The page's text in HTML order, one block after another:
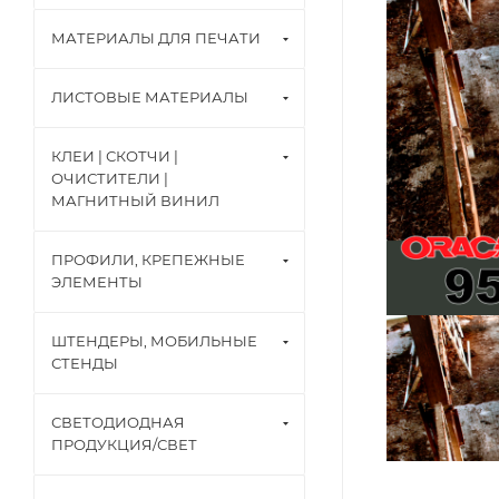
МАТЕРИАЛЫ ДЛЯ ПЕЧАТИ
ЛИСТОВЫЕ МАТЕРИАЛЫ
КЛЕИ | СКОТЧИ |
ОЧИСТИТЕЛИ |
МАГНИТНЫЙ ВИНИЛ
ПРОФИЛИ, КРЕПЕЖНЫЕ
ЭЛЕМЕНТЫ
ШТЕНДЕРЫ, МОБИЛЬНЫЕ
СТЕНДЫ
СВЕТОДИОДНАЯ
ПРОДУКЦИЯ/СВЕТ